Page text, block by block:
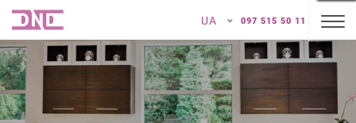
UA 097 515 50 11